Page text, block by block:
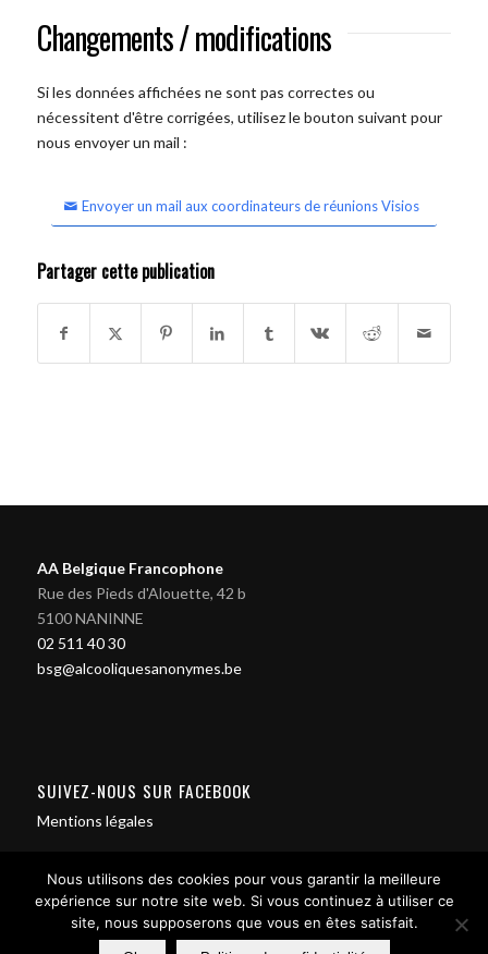
Changements / modifications
Si les données affichées ne sont pas correctes ou
nécessitent d'être corrigées, utilisez le bouton suivant pour
nous envoyer un mail :
Envoyer un mail aux coordinateurs de réunions Visios
Partager cette publication
AA Belgique Francophone
Rue des Pieds d'Alouette, 42 b
5100 NANINNE
02 511 40 30
bsg@alcooliquesanonymes.be
SUIVEZ-NOUS SUR FACEBOOK
Mentions légales
Nous utilisons des cookies pour vous garantir la meilleure
expérience sur notre site web. Si vous continuez à utiliser ce
site, nous supposerons que vous en êtes satisfait.
Contact us